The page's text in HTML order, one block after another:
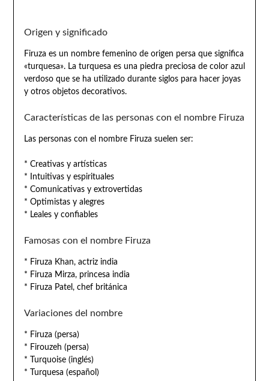
Origen y significado
Firuza es un nombre femenino de origen persa que significa
«turquesa». La turquesa es una piedra preciosa de color azul
verdoso que se ha utilizado durante siglos para hacer joyas
y otros objetos decorativos.
Características de las personas con el nombre Firuza
Las personas con el nombre Firuza suelen ser:
* Creativas y artísticas
* Intuitivas y espirituales
* Comunicativas y extrovertidas
* Optimistas y alegres
* Leales y confiables
Famosas con el nombre Firuza
* Firuza Khan, actriz india
* Firuza Mirza, princesa india
* Firuza Patel, chef británica
Variaciones del nombre
* Firuza (persa)
* Firouzeh (persa)
* Turquoise (inglés)
* Turquesa (español)